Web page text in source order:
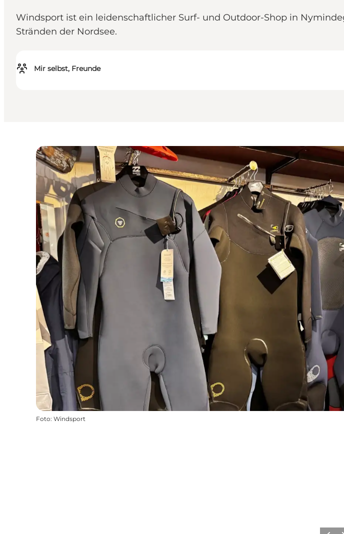
Windsport ist ein leidenschaftlicher Surf- und Outdoor-Shop in
Stränden der Nordsee.
Mir selbst, Freunde
Foto: Windsport